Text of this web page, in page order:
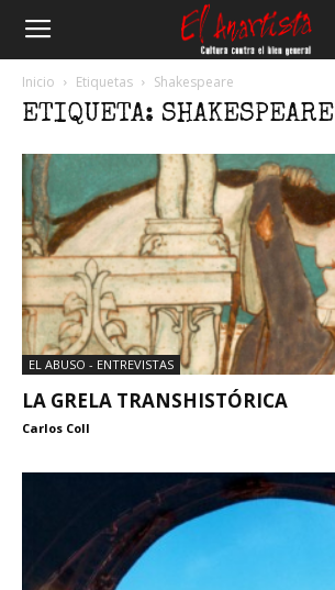
Inicio Etiquetas Shakespeare
ETIQUETA: SHAKESPEARE
EL ABUSO - ENTREVISTAS
LA GRELA TRANSHISTÓRICA
Carlos Coll